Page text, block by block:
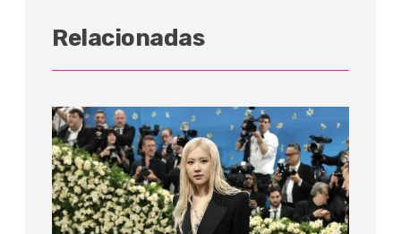
Relacionadas